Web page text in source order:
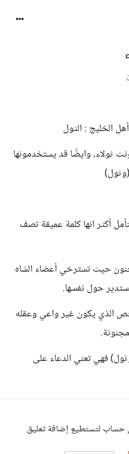
الخليج : الثول
ثولاء، وايضًا قد يستخدمونها
أكثر انها كلمة عميقة تصف
حيث تسترخي أعضاء الشاه
حول نفسها.
الذي يكون غير واعي وعقله
فهي تعني الدعاء على
لتستطيع إضافة تعليق